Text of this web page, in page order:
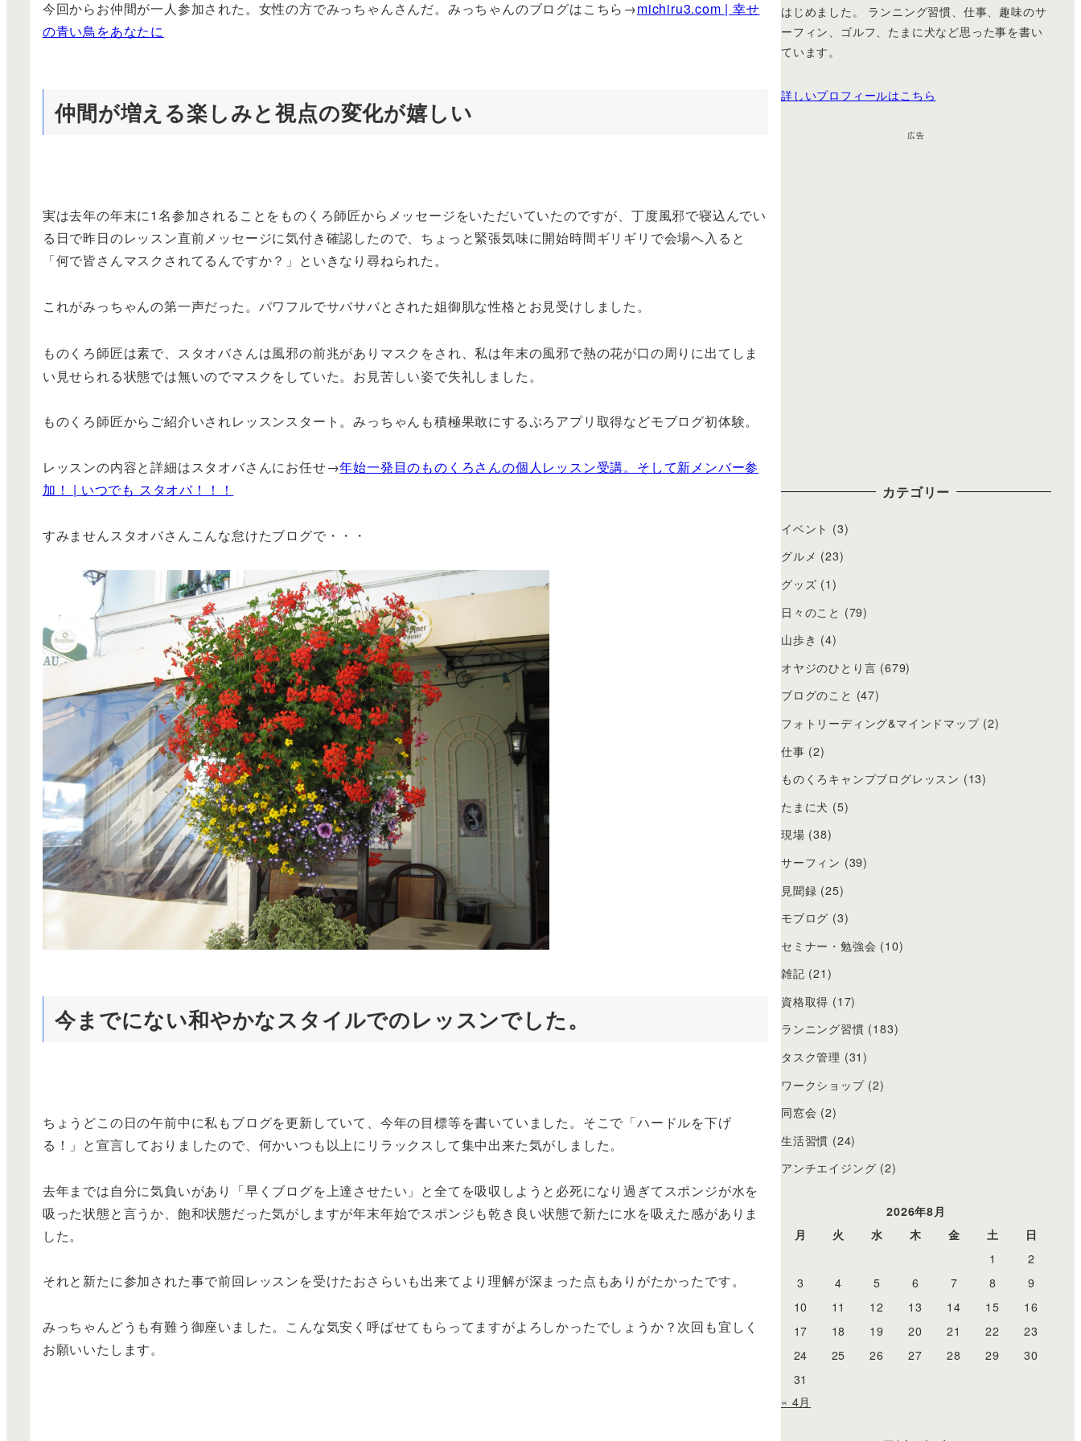
今回からお仲間が一人参加された。女性の方でみっちゃんさんだ。みっちゃんのブログはこちら→michiru3.com | 幸せ
の青い鳥をあなたに
仲間が増える楽しみと視点の変化が嬉しい
実は去年の年末に1名参加されることをものくろ師匠からメッセージをいただいていたのですが、丁度風邪で寝込んでい
る日で昨日のレッスン直前メッセージに気付き確認したので、ちょっと緊張気味に開始時間ギリギリで会場へ入ると
「何で皆さんマスクされてるんですか？」といきなり尋ねられた。
これがみっちゃんの第一声だった。パワフルでサバサバとされた姐御肌な性格とお見受けしました。
ものくろ師匠は素で、スタオバさんは風邪の前兆がありマスクをされ、私は年末の風邪で熱の花が口の周りに出てしま
い見せられる状態では無いのでマスクをしていた。お見苦しい姿で失礼しました。
ものくろ師匠からご紹介いされレッスンスタート。みっちゃんも積極果敢にするぷろアプリ取得などモブログ初体験。
レッスンの内容と詳細はスタオバさんにお任せ→年始一発目のものくろさんの個人レッスン受講。そして新メンバー参
加！ | いつでも スタオバ！！！
すみませんスタオバさんこんな怠けたブログで・・・
今までにない和やかなスタイルでのレッスンでした。
ちょうどこの日の午前中に私もブログを更新していて、今年の目標等を書いていました。そこで「ハードルを下げ
る！」と宣言しておりましたので、何かいつも以上にリラックスして集中出来た気がしました。
去年までは自分に気負いがあり「早くブログを上達させたい」と全てを吸収しようと必死になり過ぎてスポンジが水を
吸った状態と言うか、飽和状態だった気がしますが年末年始でスポンジも乾き良い状態で新たに水を吸えた感がありま
した。
それと新たに参加された事で前回レッスンを受けたおさらいも出来てより理解が深まった点もありがたかったです。
みっちゃんどうも有難う御座いました。こんな気安く呼ばせてもらってますがよろしかったでしょうか？次回も宜しく
お願いいたします。
はじめました。 ランニング習慣、仕事、趣味のサ
ーフィン、ゴルフ、たまに犬など思った事を書い
ています。
詳しいプロフィールはこちら
広告
カテゴリー
イベント (3)
グルメ (23)
グッズ (1)
日々のこと (79)
山歩き (4)
オヤジのひとり言 (679)
ブログのこと (47)
フォトリーディング&マインドマップ(2)
仕事 (2)
ものくろキャンプブログレッスン (13)
たまに犬 (5)
現場 (38)
サーフィン (39)
見聞録 (25)
モブログ (3)
セミナー・勉強会 (10)
雑記 (21)
資格取得 (17)
ランニング習慣 (183)
タスク管理 (31)
ワークショップ(2)
同窓会 (2)
生活習慣 (24)
アンチエイジング (2)
2026年8月
月
火 水 木 金 土
日
1
2
3
4 5 6 7 8
9
10
11 12 13 14 15
16
17
18 19 20 21 22
23
24
25 26 27 28 29
30
31
« 4月